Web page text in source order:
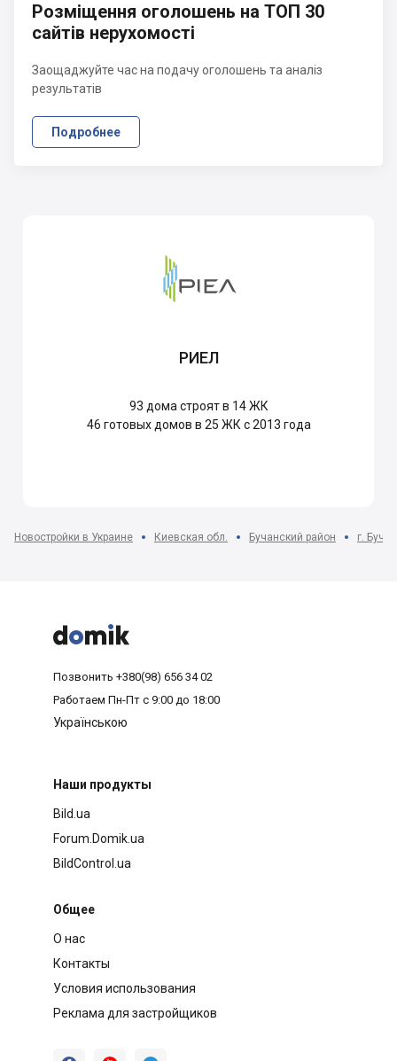
Розміщення оголошень на ТОП 30
сайтів нерухомості
Заощаджуйте час на подачу оголошень та аналіз
результатів
Подробнее
РИЕЛ
93 дома строят в 14 ЖК
46 готовых домов в 25 ЖК с 2013 года
Новостройки в Украине Киевская обл. Бучанский район г. Буча



Позвонить +380(98) 656 34 02
Работаем Пн-Пт с 9:00 до 18:00
Українською
Наши продукты
Bild.ua
Forum.Domik.ua
BildControl.ua
Общее
О нас
Контакты
Условия использования
Реклама для застройщиков